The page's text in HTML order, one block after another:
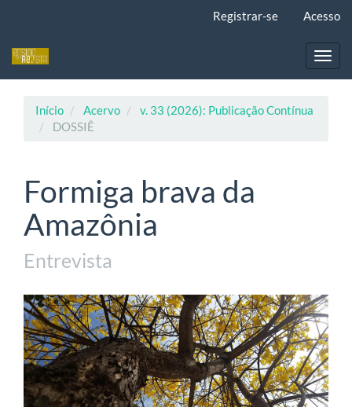
principal
Registrar-se Acesso
Início Acervo
v. 33 (2026): Publicação Contínua
DOSSIÊ
Formiga brava da
Amazônia
Entrevista
Barra
lateral
de
artigos